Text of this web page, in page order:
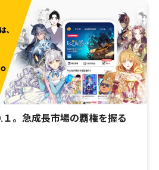
。急成長市場の覇権を握る